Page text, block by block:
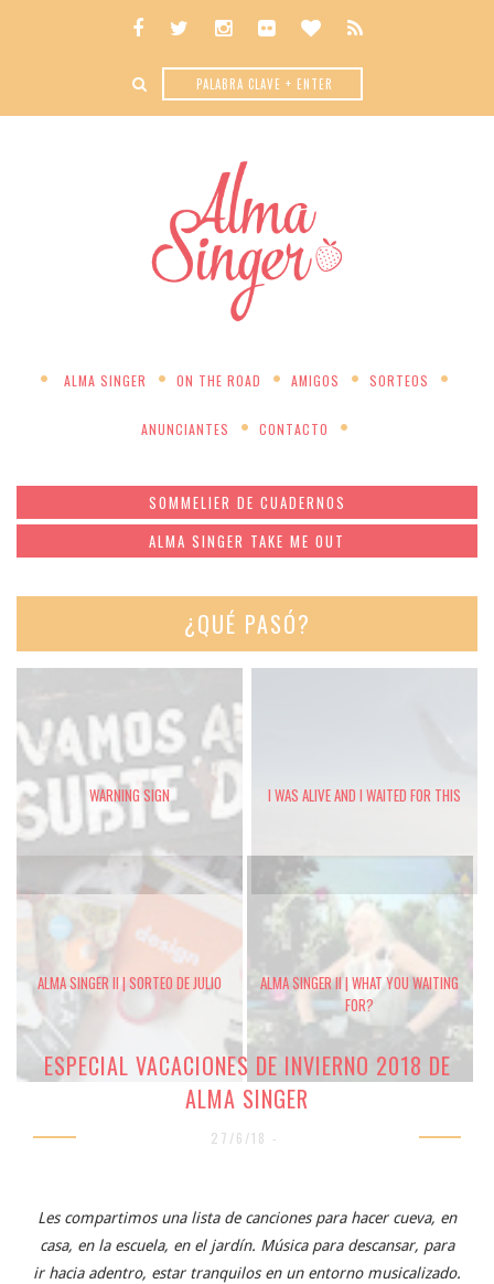
ALMA SINGER ON THE ROAD AMIGOS SORTEOS
ANUNCIANTES CONTACTO
SOMMELIER DE CUADERNOS
ALMA SINGER TAKE ME OUT
¿QUÉ PASÓ?
WARNING SIGN I WAS ALIVE AND I WAITED FOR THIS
ALMA SINGER II | SORTEO DE JULIO
ALMA SINGER II | WHAT YOU WAITING
FOR?
ESPECIAL VACACIONES DE INVIERNO 2018 DE
ALMA SINGER
27/6/18 -
Les compartimos una lista de canciones para hacer cueva, en
casa, en la escuela, en el jardín. Música para descansar, para
ir hacia adentro, estar tranquilos en un entorno musicalizado.